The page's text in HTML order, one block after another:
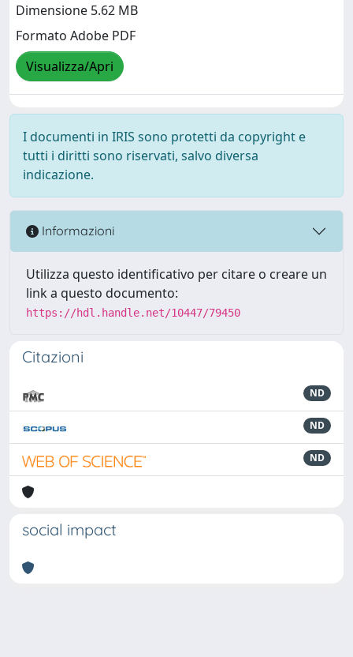
Dimensione 5.62 MB
Formato Adobe PDF
Visualizza/Apri
I documenti in IRIS sono protetti da copyright e
tutti i diritti sono riservati, salvo diversa
indicazione.
Informazioni
Utilizza questo identificativo per citare o creare un
link a questo documento:
https://hdl.handle.net/10447/79450
Citazioni
ND
ND
ND
social impact